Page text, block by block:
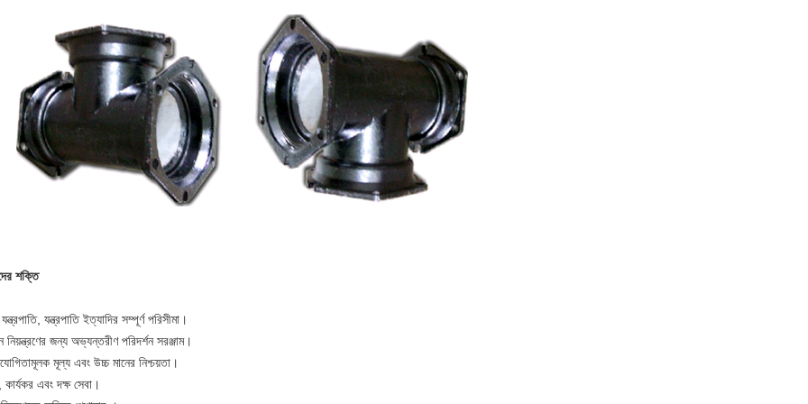
শক্তি
যন্ত্রপাতি ইত্যাদির সম্পূর্ণ পরিসীমা।
নিয়ন্ত্রণের জন্য অভ্যন্তরীণ পরিদর্শন সরঞ্জাম।
মূল্য এবং উচ্চ মানের নিশ্চয়তা।
এবং দক্ষ সেবা।